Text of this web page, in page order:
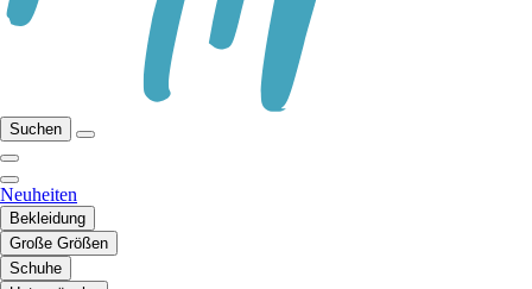
Suchen
Neuheiten
Bekleidung
Große Größen
Schuhe